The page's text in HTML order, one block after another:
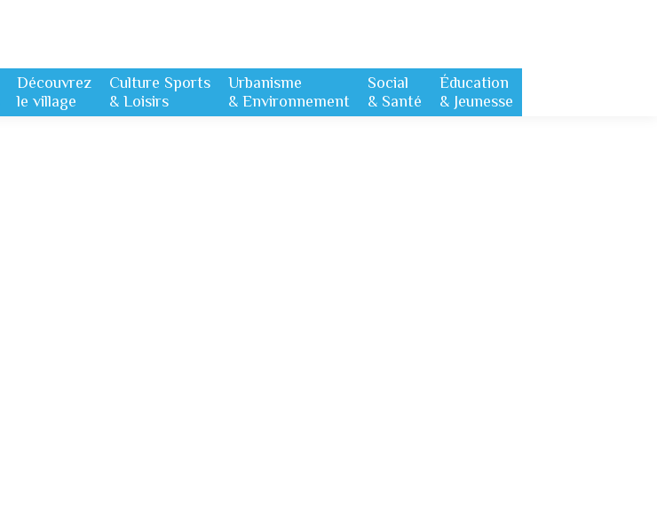
Découvrez
le village
Culture Sports
& Loisirs
Urbanisme
& Environnement
Social
& Santé
Éducation
& Jeunesse